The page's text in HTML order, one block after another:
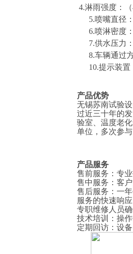
4.淋雨强度：（
5.喷嘴直径
6.喷淋密度
7.供水压力
8.车辆通过
10.提示装
产品优势
无锡苏南试验
过近三十年的
验室、温度老
单位，多次参
产品服务
售前服务 ： 专
售中服务 ： 客
售后服务 ： 一
服务的快速响应
专职维修人员
技术培训
： 操
定期回访 ： 设